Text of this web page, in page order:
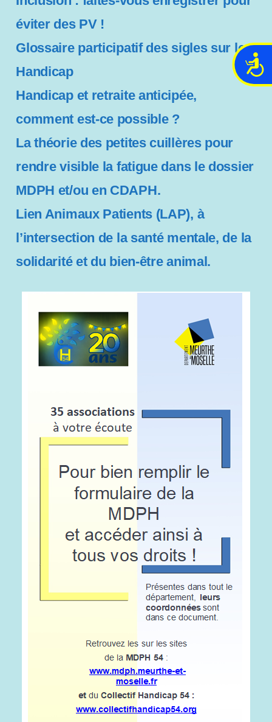
A
c
é
éviter des PV !
Glossaire participatif des sigles sur le
Handicap
Handicap et retraite anticipée,
comment est-ce possible ?
La théorie des petites cuillères pour
rendre visible la fatigue dans le dossier
MDPH et/ou en CDAPH.
Lien Animaux Patients (LAP), à
l’intersection de la santé mentale, de la
solidarité et du bien-être animal.